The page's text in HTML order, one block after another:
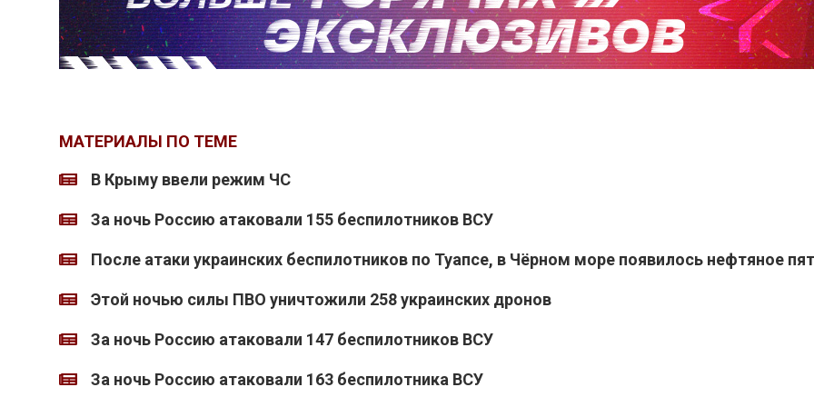
МАТЕРИАЛЫ ПО ТЕМЕ
В Крыму ввели режим ЧС
За ночь Россию атаковали 155 беспилотников ВСУ
После атаки украинских беспилотников по Туапсе, в Чёрном море появилось нефтяное
Этой ночью силы ПВО уничтожили 258 украинских дронов
За ночь Россию атаковали 147 беспилотников ВСУ
За ночь Россию атаковали 163 беспилотника ВСУ